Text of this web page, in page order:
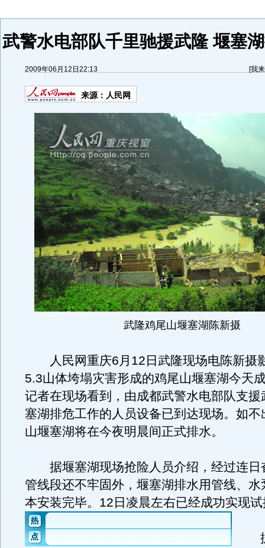
武警水电部队千里驰援武隆 堰塞
2009年06月12日22:13 [我
来源： 人民网
武隆鸡尾山堰塞湖陈新摄
人民网重庆6月12日武隆现场电陈新摄
5.3山体垮塌灾害形成的鸡尾山堰塞湖今天
记者在现场看到，由成都武警水电部队支援
塞湖排危工作的人员设备已到达现场。如不
山堰塞湖将在今夜明晨间正式排水。
据堰塞湖现场抢险人员介绍，经过连日
管线段还不牢固外，堰塞湖排水用管线、水
本安装完毕。12日凌晨左右已经成功实现
据